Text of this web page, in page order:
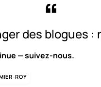
des blogues :
— suivez-nous.
ROY